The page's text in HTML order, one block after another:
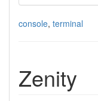
console, terminal
Zenity